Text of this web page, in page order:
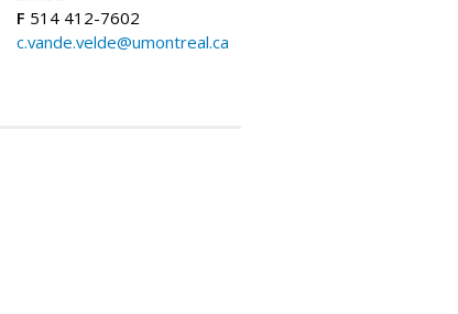
F 514 412-7602
c.vande.velde@umontreal.ca